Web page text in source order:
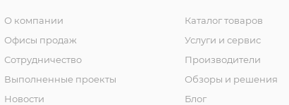
О компании
Офисы продаж
Сотрудничество
Выполненные проекты
Новости
Каталог товаров
Услуги и сервис
Производители
Обзоры и решения
Блог